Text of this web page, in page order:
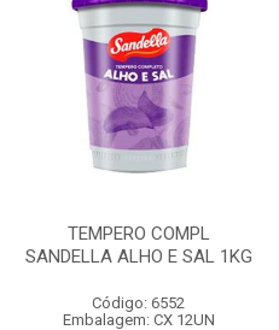
TEMPERO COMPL
SANDELLA ALHO E SAL 1KG
Código: 6552
Embalagem: CX 12UN